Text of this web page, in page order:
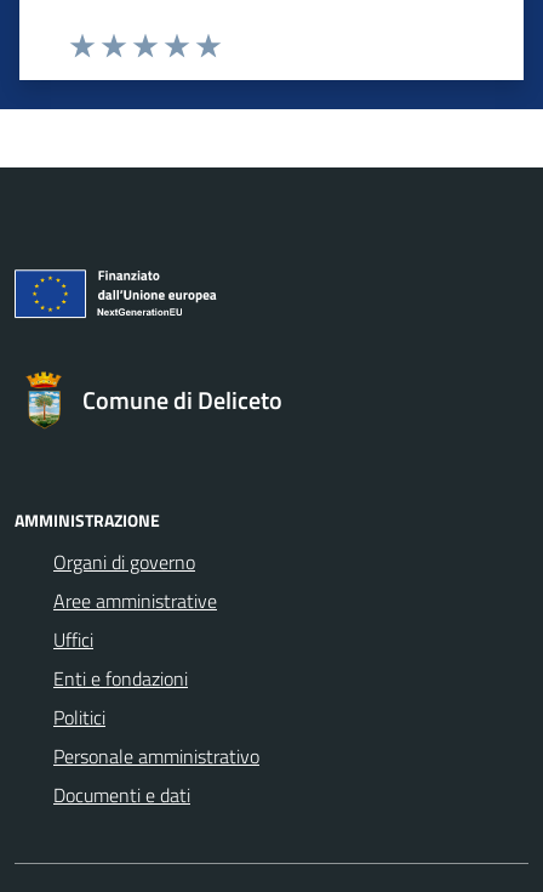
Valuta 5 stelle su 5
Valuta 4 stelle su 5
Valuta 3 stelle su 5
Valuta 2 stelle su 5
Valuta 1 stelle su 5
Comune di Deliceto
AMMINISTRAZIONE
Organi di governo
Aree amministrative
Uffici
Enti e fondazioni
Politici
Personale amministrativo
Documenti e dati